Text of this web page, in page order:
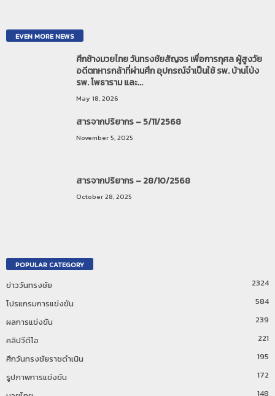
EVEN MORE NEWS
ศึกช้างมวยไทย วันทรงชัยสัญจร เพื่อการกุศล ผู้สูงวัย
อดีตทหารกล้าที่ผ่านศึก อุปกรณ์จำเป็นใช้ รพ. บ้านโป่ง
รพ. โพธาราม และ...
May 18, 2026
สารจากปริยากร – 5/11/2568
November 5, 2025
สารจากปริยากร – 28/10/2568
October 28, 2025
POPULAR CATEGORY
ข่าววันทรงชัย
2324
โปรแกรมการแข่งขัน
584
ผลการแข่งขัน
239
คลิปวีดีโอ
221
ศึกวันทรงชัยราชดำเนิน
195
รูปภาพการแข่งขัน
172
148